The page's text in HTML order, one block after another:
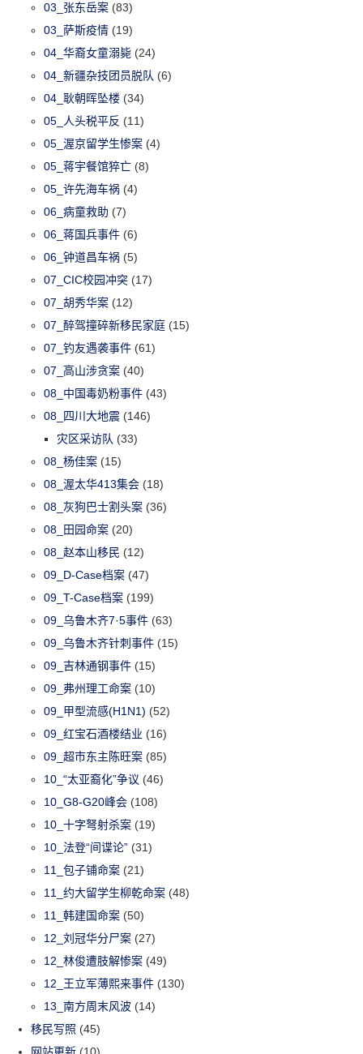
03_张东岳案 (83)
03_萨斯疫情 (19)
04_华裔女童溺毙 (24)
04_新疆杂技团员脱队 (6)
04_耿朝晖坠楼 (34)
05_人头税平反 (11)
05_渥京留学生惨案 (4)
05_蒋宇餐馆猝亡 (8)
05_许先海车祸 (4)
06_病童救助 (7)
06_蒋国兵事件 (6)
06_钟道昌车祸 (5)
07_CIC校园冲突 (17)
07_胡秀华案 (12)
07_醉驾撞碎新移民家庭 (15)
07_钓友遇袭事件 (61)
07_高山涉贪案 (40)
08_中国毒奶粉事件 (43)
08_四川大地震 (146)
灾区采访队 (33)
08_杨佳案 (15)
08_渥太华413集会 (18)
08_灰狗巴士割头案 (36)
08_田园命案 (20)
08_赵本山移民 (12)
09_D-Case档案 (47)
09_T-Case档案 (199)
09_乌鲁木齐7·5事件 (63)
09_乌鲁木齐针刺事件 (15)
09_吉林通钢事件 (15)
09_弗州理工命案 (10)
09_甲型流感(H1N1) (52)
09_红宝石酒楼结业 (16)
09_超市东主陈旺案 (85)
10_“太亚裔化”争议 (46)
10_G8-G20峰会 (108)
10_十字弩射杀案 (19)
10_法登“间谍论” (31)
11_包子铺命案 (21)
11_约大留学生柳乾命案 (48)
11_韩建国命案 (50)
12_刘冠华分尸案 (27)
12_林俊遭肢解惨案 (49)
12_王立军薄熙来事件 (130)
13_南方周末风波 (14)
移民写照 (45)